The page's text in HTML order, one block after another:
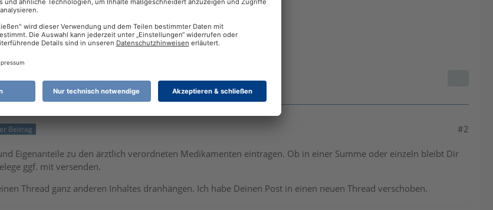
Beitrag #2
Eigenanteile zu den ärztlich verordneten Medikamenten eintragen. Ob in einer Summe oder einzeln bleibt Dir
ggf. mit versenden.
Thread ganz anderen Inhaltes dranhängen. Ich habe Deinen Post in einen neuen Thread verschoben.